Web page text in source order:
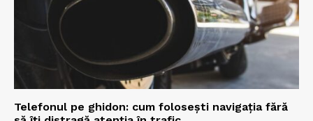
Telefonul pe ghidon: cum folosești navigația fără